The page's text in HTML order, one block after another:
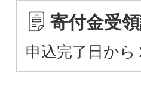
寄付金受
申込完了日から